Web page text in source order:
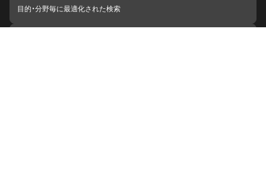
目的・分野毎に最適化された検索